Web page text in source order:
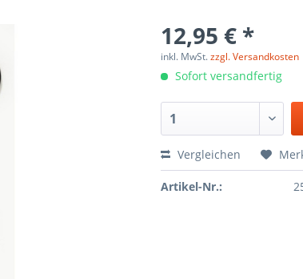
12,95 € *
inkl. MwSt.zzgl. Versandkosten
Sofort versandfertig
Vergleichen
Artikel-Nr.: